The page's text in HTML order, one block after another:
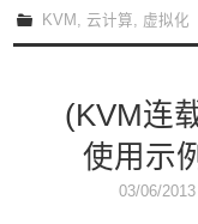
KVM ,云计算 虚拟化
(KVM连
使用示
03/06/2013